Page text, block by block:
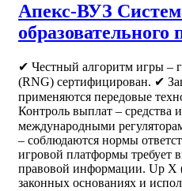
Апекс-ВУЗ
образовательного
✔ Честный алгоритм игры –
(RNG) сертифицирован. ✔
применяются передовые
Контроль выплат – средства
международными
– соблюдаются нормы
игровой платформы требует
правовой информации. Up X
законных основаниях и